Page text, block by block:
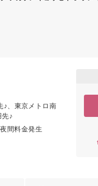
♪、東京メトロ南
♪
間料金発生